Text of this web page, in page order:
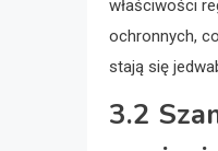
właściwości
ochronnych,
stają się
3.2